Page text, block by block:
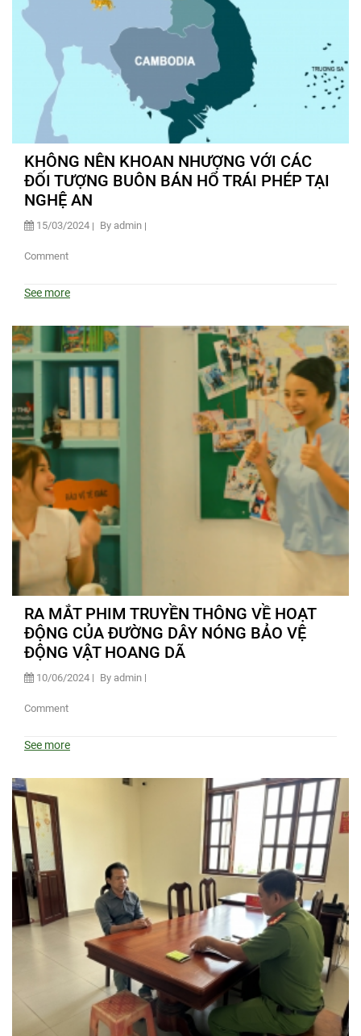
KHÔNG NÊN KHOAN NHƯỢNG VỚI CÁC
ĐỐI TƯỢNG BUÔN BÁN HỔ TRÁI PHÉP TẠI
NGHỆ AN
15/03/2024 By admin
Comment
See more
RA MẮT PHIM TRUYỀN THÔNG VỀ HOẠT
ĐỘNG CỦA ĐƯỜNG DÂY NÓNG BẢO VỆ
ĐỘNG VẬT HOANG DÃ
10/06/2024 By admin
Comment
See more